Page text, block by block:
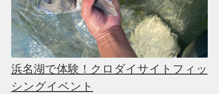
浜名湖で体験！クロダイサイトフィッ
シングイベント